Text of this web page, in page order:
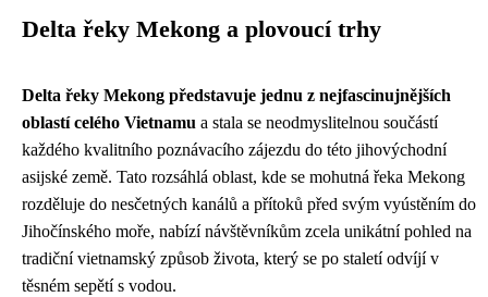
Delta řeky Mekong a plovoucí trhy
Delta řeky Mekong představuje jednu z nejfascinujnějších
oblastí celého Vietnamu a stala se neodmyslitelnou součástí
každého kvalitního poznávacího zájezdu do této jihovýchodní
asijské země. Tato rozsáhlá oblast, kde se mohutná řeka Mekong
rozděluje do nesčetných kanálů a přítoků před svým vyústěním do
Jihočínského moře, nabízí návštěvníkům zcela unikátní pohled na
tradiční vietnamský způsob života, který se po staletí odvíjí v
těsném sepětí s vodou.